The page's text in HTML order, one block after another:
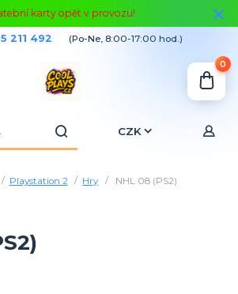
karty opět v provozu!
CZK
211 492 (Po-Ne, 8:00-17:00 hod.)
0
Playstation 2 Hry NHL 08 (PS2)